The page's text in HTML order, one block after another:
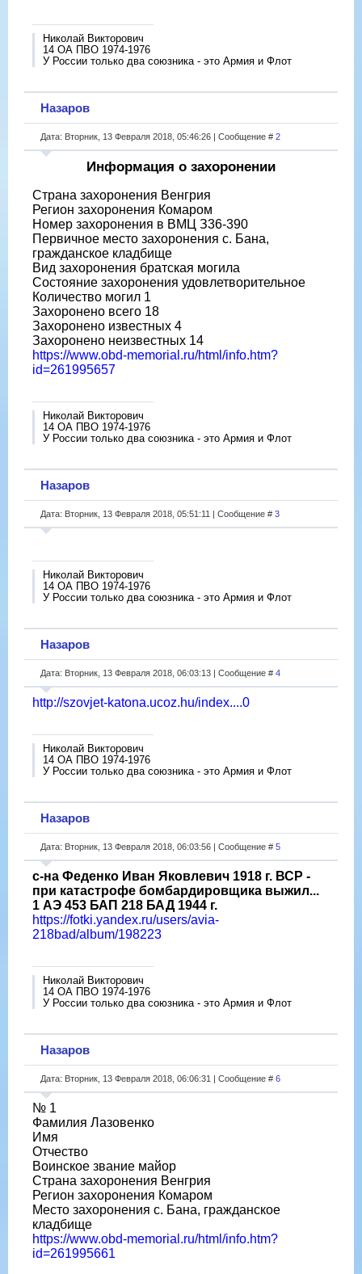
Николай Викторович
14 ОА ПВО 1974-1976
У России только два союзника - это Армия и Флот
Назаров
Дата: Вторник, 13 Февраля 2018, 05:46:26 | Сообщение # 2
Информация о захоронении
Страна захоронения Венгрия
Регион захоронения Комаром
Номер захоронения в ВМЦ З36-390
Первичное место захоронения с. Бана,
гражданское кладбище
Вид захоронения братская могила
Состояние захоронения удовлетворительное
Количество могил 1
Захоронено всего 18
Захоронено известных 4
Захоронено неизвестных 14
https://www.obd-memorial.ru/html/info.htm?
id=261995657
Николай Викторович
14 ОА ПВО 1974-1976
У России только два союзника - это Армия и Флот
Назаров
Дата: Вторник, 13 Февраля 2018, 05:51:11 | Сообщение # 3
Николай Викторович
14 ОА ПВО 1974-1976
У России только два союзника - это Армия и Флот
Назаров
Дата: Вторник, 13 Февраля 2018, 06:03:13 | Сообщение # 4
http://szovjet-katona.ucoz.hu/index....0
Николай Викторович
14 ОА ПВО 1974-1976
У России только два союзника - это Армия и Флот
Назаров
Дата: Вторник, 13 Февраля 2018, 06:03:56 | Сообщение # 5
с-на Феденко Иван Яковлевич 1918 г. ВСР -
при катастрофе бомбардировщика выжил...
1 АЭ 453 БАП 218 БАД 1944 г.
https://fotki.yandex.ru/users/avia-
218bad/album/198223
Николай Викторович
14 ОА ПВО 1974-1976
У России только два союзника - это Армия и Флот
Назаров
Дата: Вторник, 13 Февраля 2018, 06:06:31 | Сообщение # 6
№ 1
Фамилия Лазовенко
Имя
Отчество
Воинское звание майор
Страна захоронения Венгрия
Регион захоронения Комаром
Место захоронения с. Бана, гражданское
кладбище
https://www.obd-memorial.ru/html/info.htm?
id=261995661